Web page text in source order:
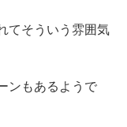
てそういう雰囲気
ンもあるようで